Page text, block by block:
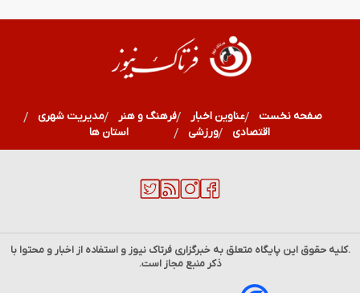
صفحه نخست عناوین اخبار فرهنگ و هنر
مدیریت شهری
اقتصادی
ورزشی سلامت استان ها
.کلیه حقوق این پایگاه متعلق به خبرگزاریفرتاک نیوز و استفاده از اخبار و محتوا با
ذکر منبع مجاز است.